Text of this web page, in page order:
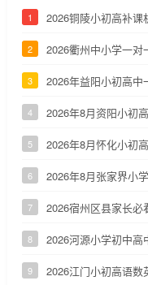
1 2026铜陵小初高补课
2 2026衢州中小学一
3 2026年益阳小初高
4 2026年8月资阳小初
5 2026年8月怀化小初
6 2026年8月张家界小
7 2026宿州区县家长
8 2026河源小学初中
9 2026江门小初高语